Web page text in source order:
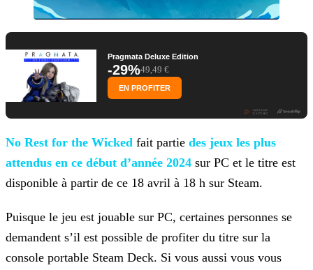
Pragmata Deluxe Edition
-29%49,49 €
EN PROFITER
No Rest for the Wicked fait partie des jeux les plus
attendus en ce début d’année 2024 sur PC et le titre est
disponible à partir de ce 18 avril à 18 h sur Steam.
Puisque le jeu est jouable sur PC, certaines personnes se
demandent s’il est possible de profiter du titre sur la
console portable Steam Deck. Si vous aussi vous vous